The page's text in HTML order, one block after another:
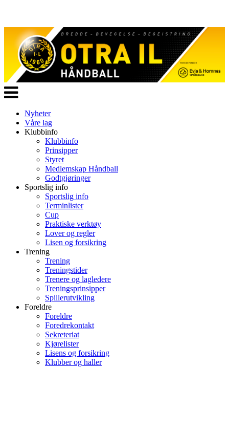
Veksle
navigasjon
Nyheter
Våre lag
Klubbinfo
Klubbinfo
Prinsipper
Styret
Medlemskap Håndball
Godtgjøringer
Sportslig info
Sportslig info
Terminlister
Cup
Praktiske verktøy
Lover og regler
Lisen og forsikring
Trening
Trening
Treningstider
Trenere og lagledere
Treningsprinsipper
Spillerutvikling
Foreldre
Foreldre
Foredrekontakt
Sekreteriat
Kjørelister
Lisens og forsikring
Klubber og haller